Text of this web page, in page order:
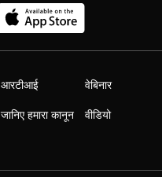
आरटीआई
जानिए हमारा कानून
वेबिनार
वीडियो